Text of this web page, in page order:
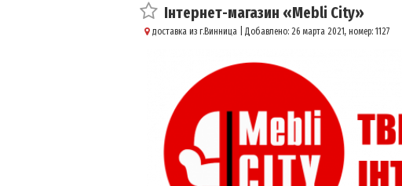
Інтернет-магазин «Mebli City»
доставка из г.Винница | Добавлено: 26 марта 2021, номер: 1127